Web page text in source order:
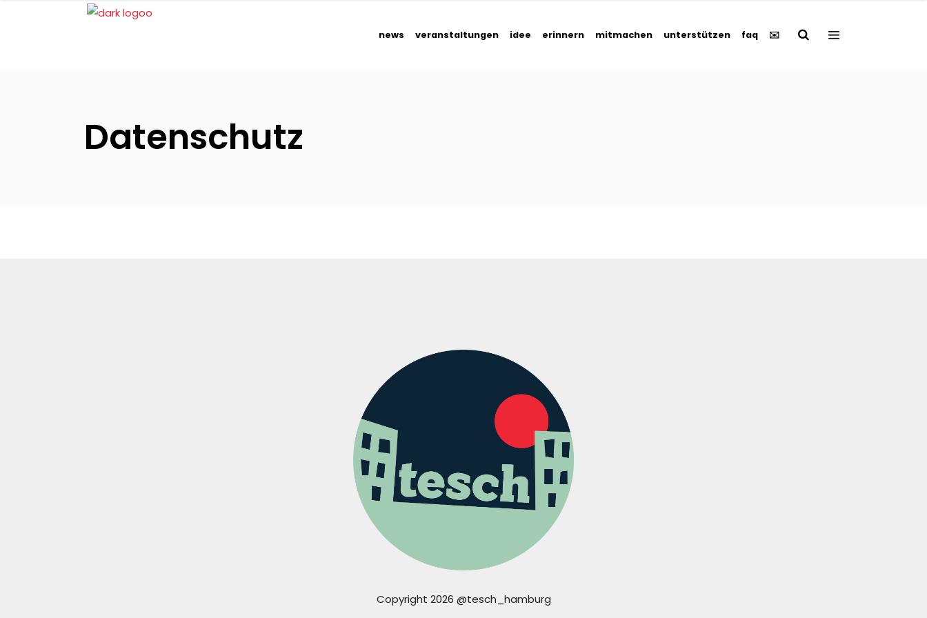
news veranstaltungen idee erinnern mitmachen unterstützen faq ✉️
Datenschutz
Copyright 2026 @tesch_hamburg